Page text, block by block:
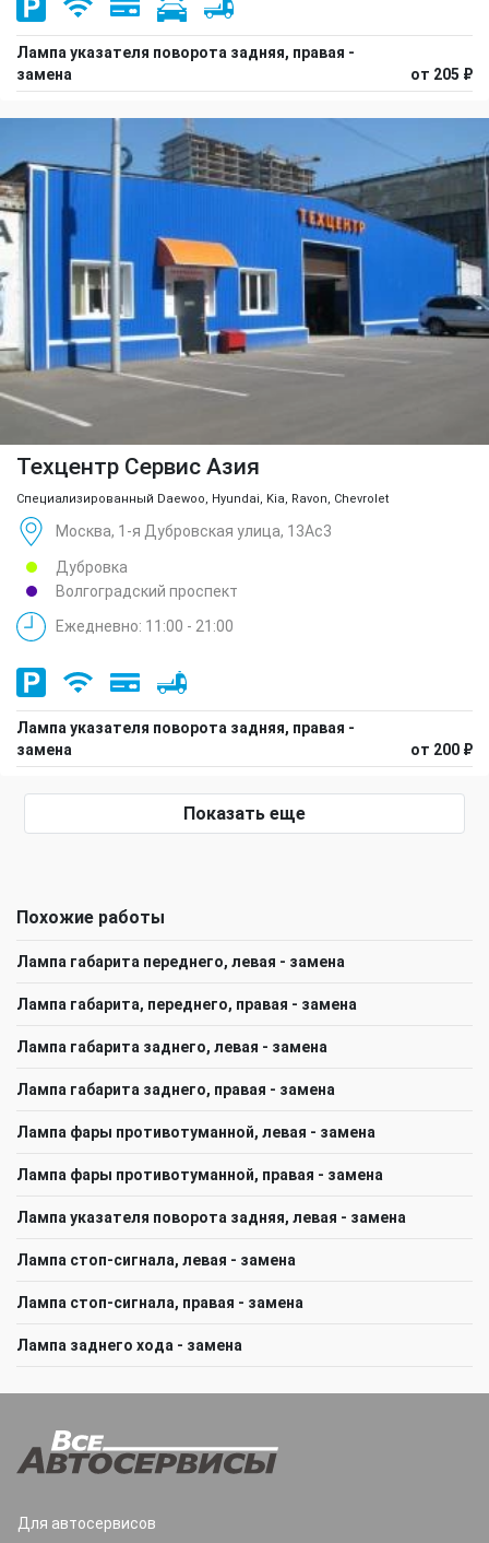
Лампа указателя поворота задняя, правая -
замена
от 205 ₽
Техцентр Сервис Азия
Специализированный Daewoo, Hyundai, Kia, Ravon, Chevrolet
Москва, 1-я Дубровская улица, 13Ас3
Дубровка
Волгоградский проспект
Ежедневно: 11:00 - 21:00
Лампа указателя поворота задняя, правая -
замена
от 200 ₽
Показать еще
Похожие работы
Лампа габарита переднего, левая - замена
Лампа габарита, переднего, правая - замена
Лампа габарита заднего, левая - замена
Лампа габарита заднего, правая - замена
Лампа фары противотуманной, левая - замена
Лампа фары противотуманной, правая - замена
Лампа указателя поворота задняя, левая - замена
Лампа стоп-сигнала, левая - замена
Лампа стоп-сигнала, правая - замена
Лампа заднего хода - замена
Для автосервисов